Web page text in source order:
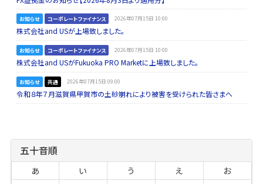
お知らせ コーポレートファイナンス 2026年07月15日 10:00
株式会社and USが上場致しました。
お知らせ コーポレートファイナンス 2026年07月15日 10:00
株式会社and USがFukuoka PRO Marketに上場致しました。
お知らせ 共通 2026年07月15日 09:00
令和８年７月滋賀県甲賀市の土砂崩れにより被害を受けられた皆さまへ
五十音順
あ い う え
お